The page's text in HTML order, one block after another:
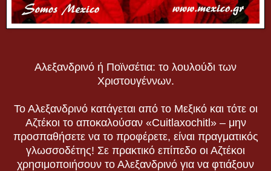
Αλεξανδρινό ή Ποϊνσέτια: το λουλούδι των
Χριστουγέννων.
Το Αλεξανδρινό κατάγεται από το Μεξικό και τότε οι
Αζτέκοι το αποκαλούσαν «Cuitlaxochitl» – μην
προσπαθήσετε να το προφέρετε, είναι πραγματικός
γλωσσοδέτης! Σε πρακτικό επίπεδο οι Αζτέκοι
χρησιμοποιήσουν το Αλεξανδρινό για να φτιάξουν